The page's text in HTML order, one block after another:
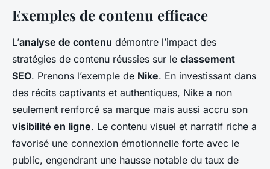
Exemples de contenu efficace
L’analyse de contenu démontre l’impact des
stratégies de contenu réussies sur le classement
SEO. Prenons l’exemple de Nike. En investissant dans
des récits captivants et authentiques, Nike a non
seulement renforcé sa marque mais aussi accru son
visibilité en ligne. Le contenu visuel et narratif riche a
favorisé une connexion émotionnelle forte avec le
public, engendrant une hausse notable du taux de